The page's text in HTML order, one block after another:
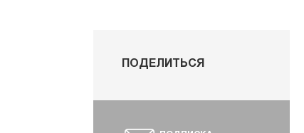
ПОДЕЛИТЬСЯ